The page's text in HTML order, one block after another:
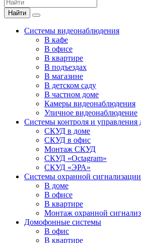
Найти
Системы видеонаблюдения
В кафе
В офисе
В квартире
В подъездах
В магазине
В детском саду
В частном доме
Камеры видеонаблюдения
Уличное видеонаблюдение
Системы контроля и управления
СКУД в доме
СКУД в офис
Монтаж СКУД
СКУД «Octagram»
СКУД «ЭРА»
Системы охранной сигнализации
В доме
В офисе
В квартире
Монтаж охранной
Домофонные системы
В офис
В квартире